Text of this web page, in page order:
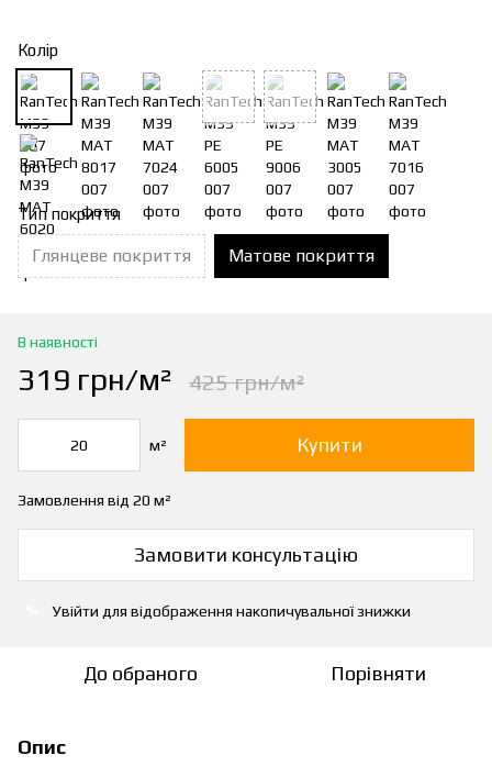
Колір
Тип покриття
Глянцеве покриття Матове покриття
В наявності
319 грн/м² 425 грн/м²
м² Купити
Замовлення від 20 м²
Замовити консультацію
Увійти для відображення накопичувальної знижки
До обраного Порівняти
Опис